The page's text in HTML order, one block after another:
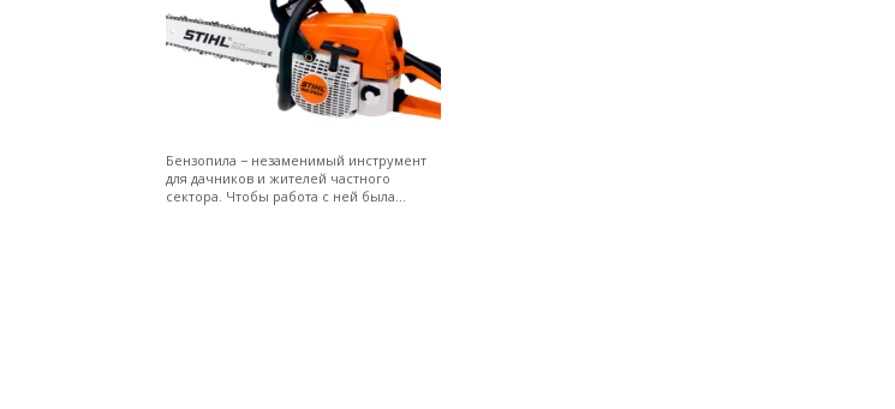
Бензопила − незаменимый инструмент
для дачников и жителей частного
сектора. Чтобы работа с ней была...